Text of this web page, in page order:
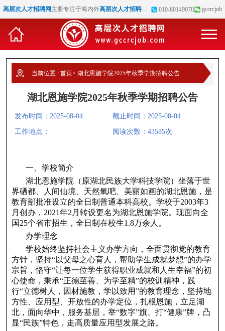
高层次人才招聘网 主要专注于海内外高层次人才招聘、 博士招聘、高校教师招聘等
010-80149070 gccrcjob
当前位置 :首页>湖北恩施学院2025年秋季学期招聘公告
湖北恩施学院2025年秋季学期招聘公告
发布时间：2025-08-04 截止时间：2025-08-04
工作地点： 阅读次数：43585次
一、学校简介
湖北恩施学院（原湖北民族大学科技学院）坐落于世
界硒都、人间仙境、天然氧吧、美丽如画的湖北恩施，是
教育部批准设立的全日制普通本科高校。学校于2003年3
月创办，2021年2月转设更名为湖北恩施学院。现面向全
国25个省市招生，全日制在校生1.8万余人。
办学理念
学校始终坚持社会主义办学方向，全面贯彻党的教育
方针，坚持“以父母之心育人，帮助学生成就梦想”的办学
宗旨，恪守“让每一位学生获得职业成就和人生幸福”的初
心使命，秉承“正德至善、为学至精”的校训精神，践
行“立德树人，因材施教，学以致用”的教育理念，坚持地
方性、应用型、开放性的办学定位，扎根恩施，立足湖
北，面向华中，服务基层，举“数字”旗、打“健康”牌，凸
显“民族”特色，走高质量应用型发展之路。